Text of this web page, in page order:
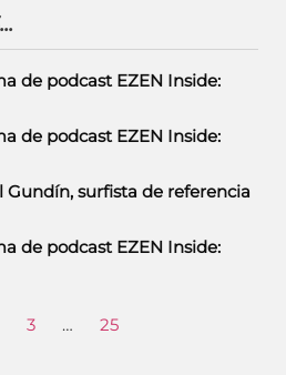
de podcast EZEN Inside:
de podcast EZEN Inside:
Gundín, surfista de referencia
de podcast EZEN Inside:
3 … 25